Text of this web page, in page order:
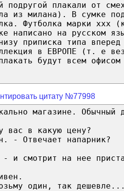
подругой плакали от
из милана). В сумке
Футболка марки ххх
написано на русском
приписка типа
в ЕВРОПЕ (т. е
будут всем офисом
цитату №77998
магазине. Обычный
вас в какую цену?
- Отвечает напарник?
и смотрит на нее
один, так дешевле...